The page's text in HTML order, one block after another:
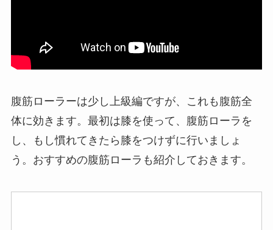
腹筋ローラーは少し上級編ですが、これも腹筋全
体に効きます。最初は膝を使って、腹筋ローラを
し、もし慣れてきたら膝をつけずに行いましょ
う。おすすめの腹筋ローラも紹介しておきます。